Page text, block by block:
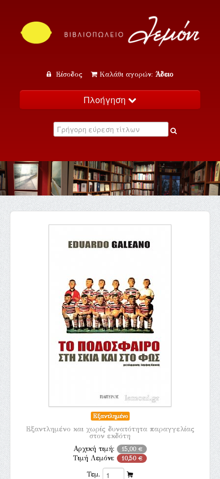
Είσοδος Καλάθι αγορών: Άδειο
Πλοήγηση
Κατάλογος
Εκδηλώσεις
Επικοινωνία
Εξαντλημένο
Εξαντλημένο και χωρίς δυνατότητα παραγγελίας
στον εκδότη
Αρχική τιμή: 15,00 €
Τιμή Λεμόνι: 10,50 €
Τεμ.